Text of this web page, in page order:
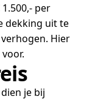
per
dekking uit te
Hier
je bij